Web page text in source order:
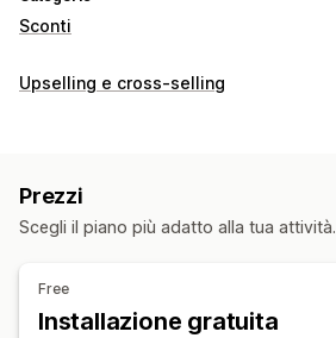
Sconti
Upselling e cross-selling
Prezzi
Scegli il piano più adatto alla tua attività.
Free
Installazione gratuita